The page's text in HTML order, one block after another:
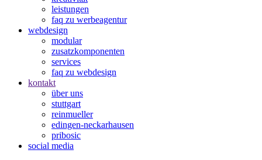
leistungen
faq zu werbeagentur
webdesign
modular
zusatzkomponenten
services
faq zu webdesign
kontakt
über uns
stuttgart
reinmueller
edingen-neckarhausen
pribosic
social media